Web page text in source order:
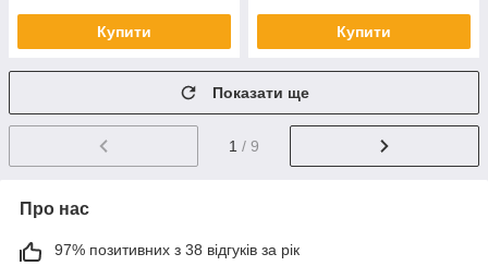
Купити Купити
Показати ще
1 / 9
Про нас
97% позитивних з 38 відгуків за рік